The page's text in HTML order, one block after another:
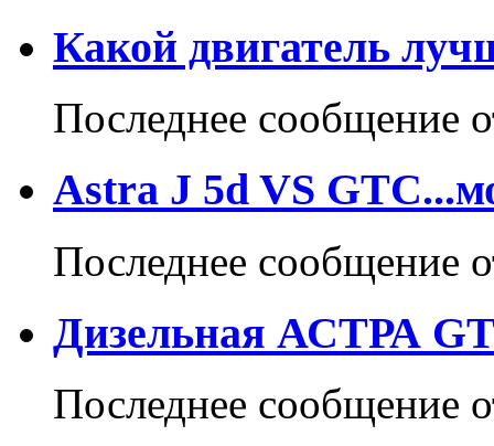
Какой двигатель
Последнее сообщение
Astra J 5d VS
Последнее сообщение
Дизельная АСТРА
Последнее сообщение